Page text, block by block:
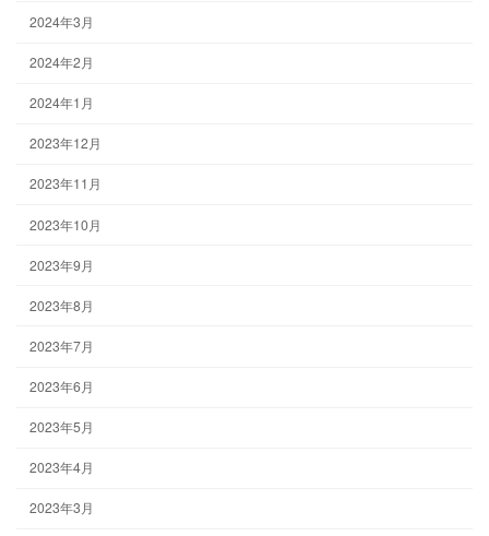
2024年3月
2024年2月
2024年1月
2023年12月
2023年11月
2023年10月
2023年9月
2023年8月
2023年7月
2023年6月
2023年5月
2023年4月
2023年3月